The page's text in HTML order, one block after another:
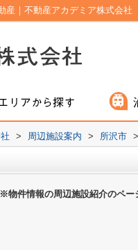
産｜不動産アカデミア株式会社
> 周辺施設案内 > 所沢市 >
※物件情報の周辺施設紹介のペー